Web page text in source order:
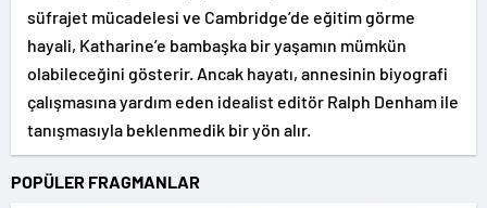
süfrajet mücadelesi ve Cambridge’de eğitim görme
hayali, Katharine’e bambaşka bir yaşamın mümkün
olabileceğini gösterir. Ancak hayatı, annesinin biyografi
çalışmasına yardım eden idealist editör Ralph Denham ile
tanışmasıyla beklenmedik bir yön alır.
POPÜLER FRAGMANLAR